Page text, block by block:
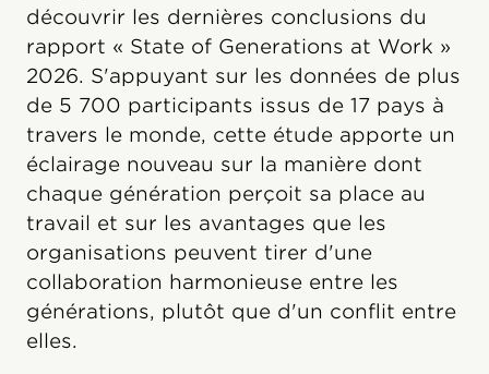
découvrir les dernières conclusions du
rapport « State of Generations at Work »
2026. S'appuyant sur les données de plus
de 5 700 participants issus de 17 pays à
travers le monde, cette étude apporte un
éclairage nouveau sur la manière dont
chaque génération perçoit sa place au
travail et sur les avantages que les
organisations peuvent tirer d'une
collaboration harmonieuse entre les
générations, plutôt que d'un conflit entre
elles.